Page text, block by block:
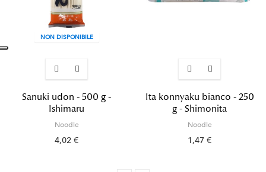
NON DISPONIBILE
Sanuki udon - 500 g -
Ishimaru
Noodle
4,02 €
Ita konnyaku bianco - 250
g - Shimonita
Noodle
1,47 €